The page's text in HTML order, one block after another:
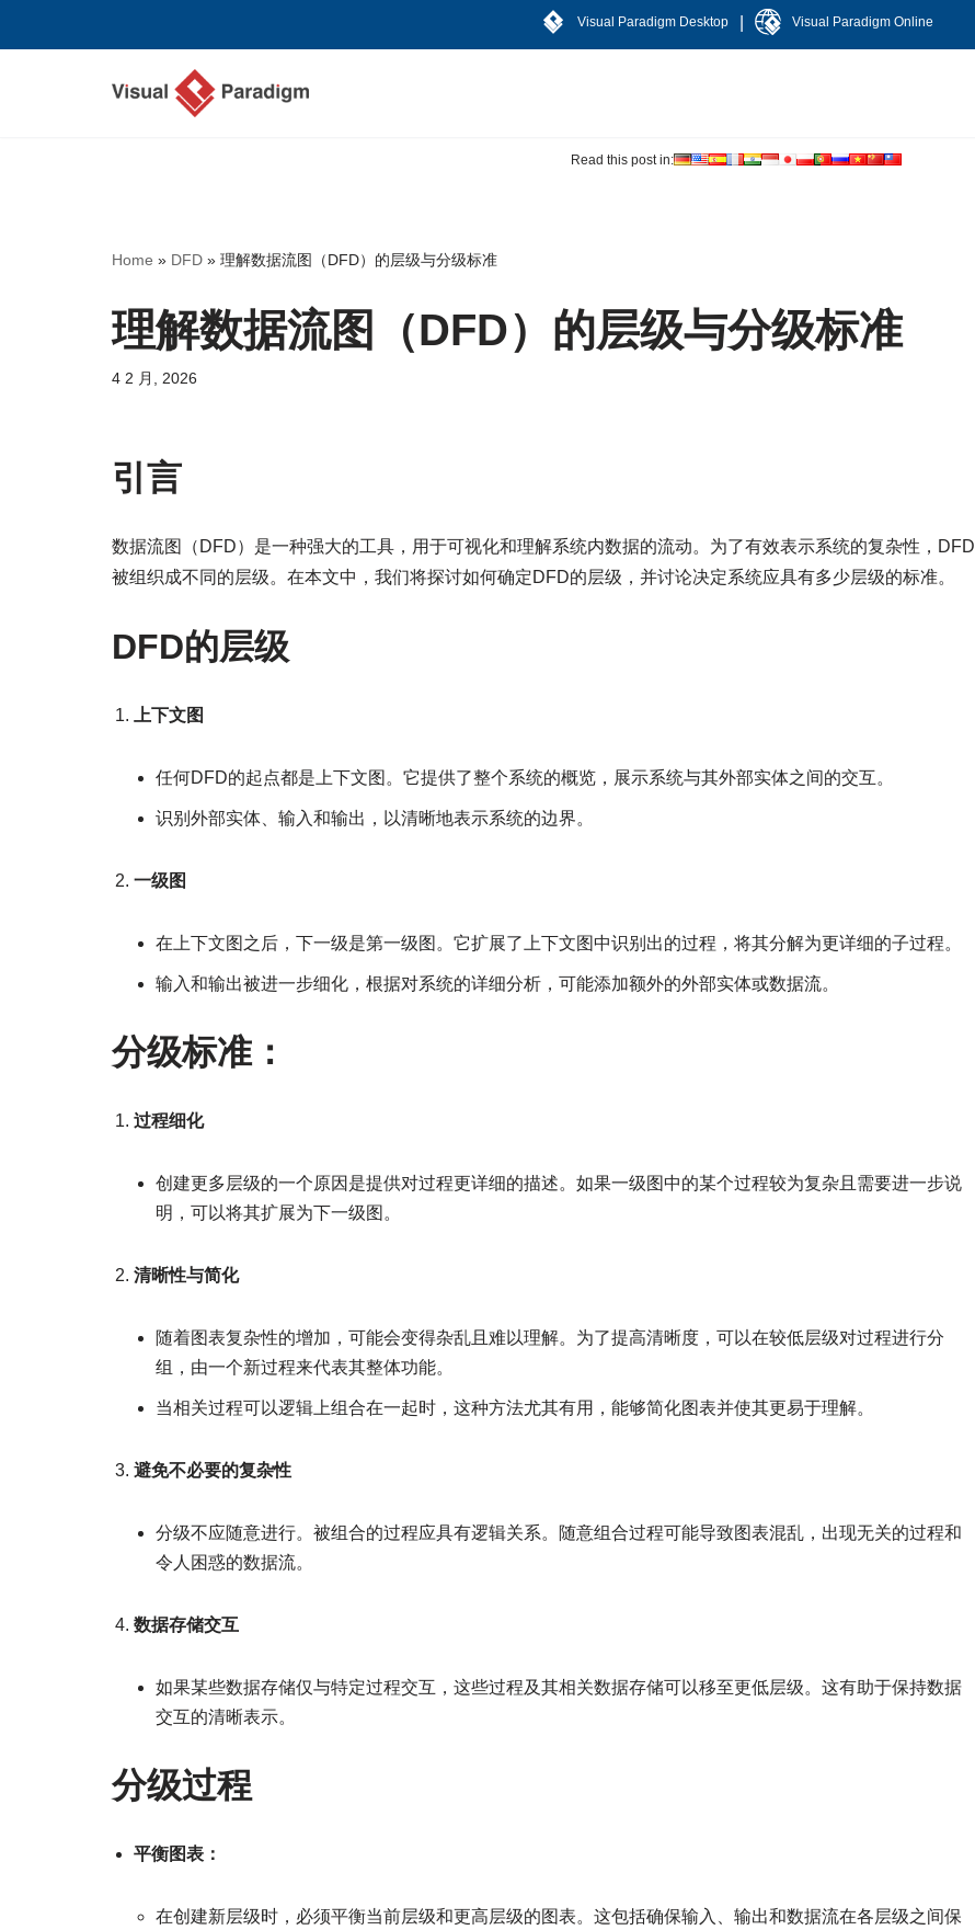
Visual Paradigm Desktop Visual Paradigm Online
Read this post in:
Home » DFD » 理解数据流图（DFD）的层级与分级标准
理解数据流图（DFD）的层级与分级标准
4 2 月, 2026
引言
数据流图（DFD）是一种强大的工具，用于可视化和理解系统内数据的流动。为了有效表示系统的复杂性，DFD
被组织成不同的层级。在本文中，我们将探讨如何确定DFD的层级，并讨论决定系统应具有多少层级的标准。
DFD的层级
上下文图
任何DFD的起点都是上下文图。它提供了整个系统的概览，展示系统与其外部实体之间的交互。
识别外部实体、输入和输出，以清晰地表示系统的边界。
一级图
在上下文图之后，下一级是第一级图。它扩展了上下文图中识别出的过程，将其分解为更详细的子过程。
输入和输出被进一步细化，根据对系统的详细分析，可能添加额外的外部实体或数据流。
分级标准：
过程细化
创建更多层级的一个原因是提供对过程更详细的描述。如果一级图中的某个过程较为复杂且需要进一步说
明，可以将其扩展为下一级图。
清晰性与简化
随着图表复杂性的增加，可能会变得杂乱且难以理解。为了提高清晰度，可以在较低层级对过程进行分
组，由一个新过程来代表其整体功能。
当相关过程可以逻辑上组合在一起时，这种方法尤其有用，能够简化图表并使其更易于理解。
避免不必要的复杂性
分级不应随意进行。被组合的过程应具有逻辑关系。随意组合过程可能导致图表混乱，出现无关的过程和
令人困惑的数据流。
数据存储交互
如果某些数据存储仅与特定过程交互，这些过程及其相关数据存储可以移至更低层级。这有助于保持数据
交互的清晰表示。
分级过程
平衡图表：
在创建新层级时，必须平衡当前层级和更高层级的图表。这包括确保输入、输出和数据流在各层级之间保